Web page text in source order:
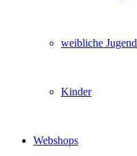
weibliche Jugend
Kinder
Webshops